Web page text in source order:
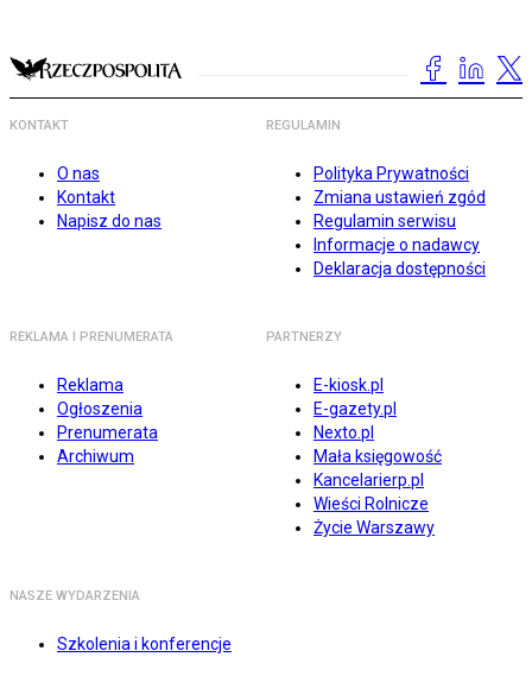
KONTAKT
O nas
Kontakt
Napisz do nas
REGULAMIN
Polityka Prywatności
Zmiana ustawień zgód
Regulamin serwisu
Informacje o nadawcy
Deklaracja dostępności
REKLAMA I PRENUMERATA
Reklama
Ogłoszenia
Prenumerata
Archiwum
PARTNERZY
E-kiosk.pl
E-gazety.pl
Nexto.pl
Mała księgowość
Kancelarierp.pl
Wieści Rolnicze
Życie Warszawy
NASZE WYDARZENIA
Szkolenia i konferencje